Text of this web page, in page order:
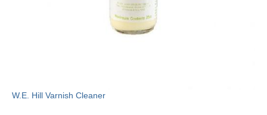
W.E. Hill Varnish Cleaner